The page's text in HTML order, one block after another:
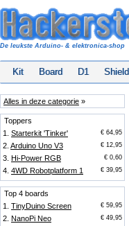
De leukste Arduino- & elektronica-shop
Kit Board D1 Shield
Alles in deze categorie »
Toppers
1. Starterkit 'Tinker' € 64,95
2. Arduino Uno V3 € 12,95
3. Hi-Power RGB € 0,60
4. 4WD Robotplatform 1 € 39,95
Top 4 boards
1. TinyDuino Screen € 59,95
2. NanoPi Neo € 49,95